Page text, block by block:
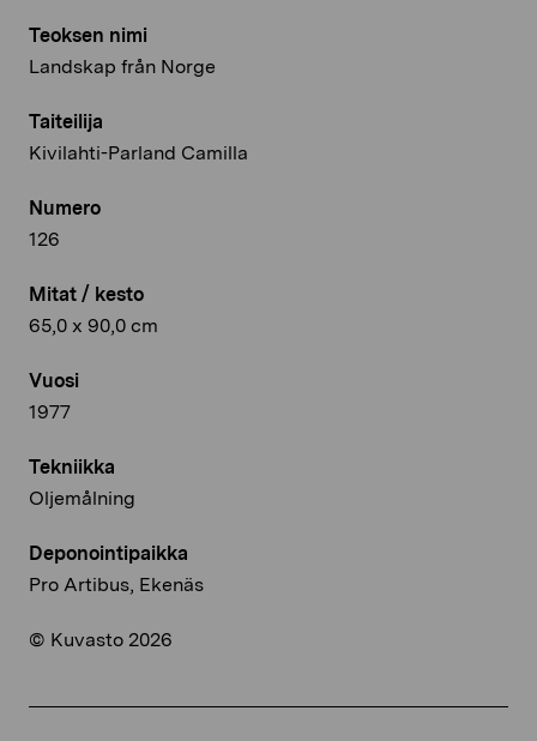
Teoksen nimi
Landskap från Norge
Taiteilija
Kivilahti-Parland Camilla
Numero
126
Mitat / kesto
65,0 x 90,0 cm
Vuosi
1977
Tekniikka
Oljemålning
Deponointipaikka
Pro Artibus, Ekenäs
© Kuvasto 2026